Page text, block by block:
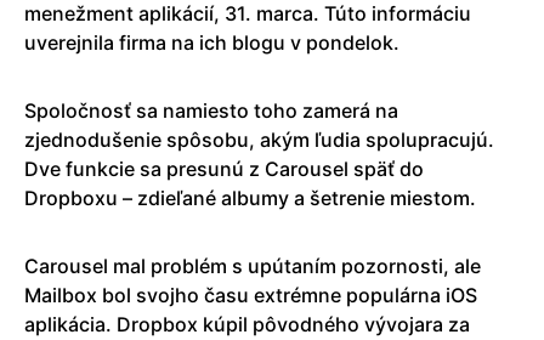
menežment aplikácií, 31. marca. Túto informáciu
uverejnila firma na ich blogu v pondelok.
Spoločnosť sa namiesto toho zamerá na
zjednodušenie spôsobu, akým ľudia spolupracujú.
Dve funkcie sa presunú z Carousel späť do
Dropboxu – zdieľané albumy a šetrenie miestom.
Carousel mal problém s upútaním pozornosti, ale
Mailbox bol svojho času extrémne populárna iOS
aplikácia. Dropbox kúpil pôvodného vývojara za